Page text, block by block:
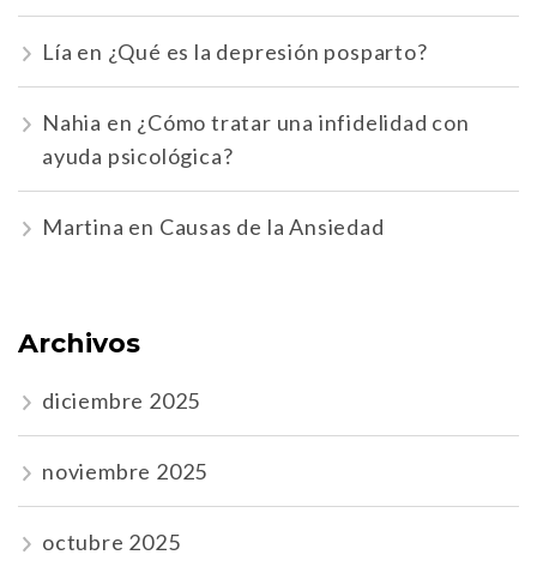
Lía en ¿Qué es la depresión posparto?
Nahia en ¿Cómo tratar una infidelidad con
ayuda psicológica?
Martina en Causas de la Ansiedad
Archivos
diciembre 2025
noviembre 2025
octubre 2025